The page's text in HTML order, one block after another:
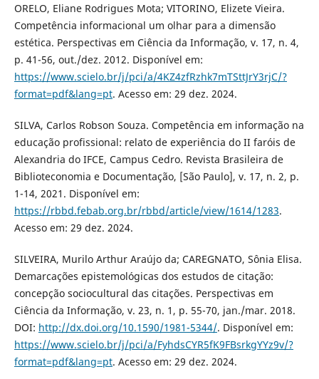
ORELO, Eliane Rodrigues Mota; VITORINO, Elizete Vieira.
Competência informacional um olhar para a dimensão
estética. Perspectivas em Ciência da Informação, v. 17, n. 4,
p. 41-56, out./dez. 2012. Disponível em:
https://www.scielo.br/j/pci/a/4KZ4zfRzhk7mTSttJrY3rjC/?
format=pdf&lang=pt. Acesso em: 29 dez. 2024.
SILVA, Carlos Robson Souza. Competência em informação na
educação profissional: relato de experiência do II faróis de
Alexandria do IFCE, Campus Cedro. Revista Brasileira de
Biblioteconomia e Documentação, [São Paulo], v. 17, n. 2, p.
1-14, 2021. Disponível em:
https://rbbd.febab.org.br/rbbd/article/view/1614/1283.
Acesso em: 29 dez. 2024.
SILVEIRA, Murilo Arthur Araújo da; CAREGNATO, Sônia Elisa.
Demarcações epistemológicas dos estudos de citação:
concepção sociocultural das citações. Perspectivas em
Ciência da Informação, v. 23, n. 1, p. 55-70, jan./mar. 2018.
DOI: http://dx.doi.org/10.1590/1981-5344/. Disponível em:
https://www.scielo.br/j/pci/a/FyhdsCYR5fK9FBsrkgYYz9v/?
format=pdf&lang=pt. Acesso em: 29 dez. 2024.